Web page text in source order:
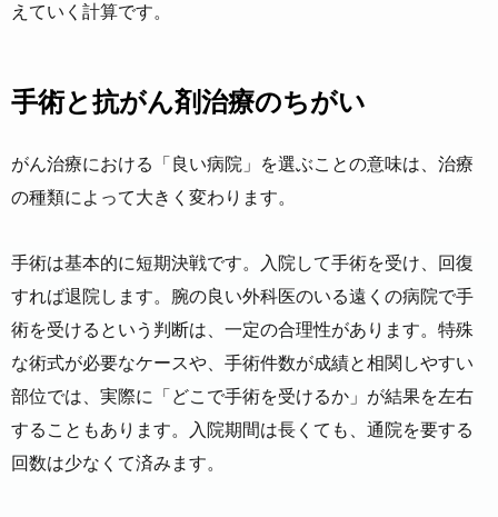
えていく計算です。
手術と抗がん剤治療のちがい
がん治療における「良い病院」を選ぶことの意味は、治療
の種類によって大きく変わります。
手術は基本的に短期決戦です。入院して手術を受け、回復
すれば退院します。腕の良い外科医のいる遠くの病院で手
術を受けるという判断は、一定の合理性があります。特殊
な術式が必要なケースや、手術件数が成績と相関しやすい
部位では、実際に「どこで手術を受けるか」が結果を左右
することもあります。入院期間は長くても、通院を要する
回数は少なくて済みます。